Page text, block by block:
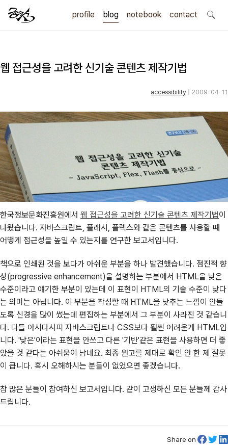
profile blog notebook contact
search
웹 접근성을 고려한 신기술 콘텐츠 제작기법
accessibility | 2009-04-11
한국정보문화진흥원에서 웹 접근성을 고려한 신기술 콘텐츠 제작기법이
나왔습니다. 자바스크립트, 플래시, 플렉스와 같은 콘텐츠를 사용할 때
어떻게 접근성을 높일 수 있는지를 연구한 보고서입니다.
책으로 인쇄된 것을 보다가 아쉬운 부분을 하나 발견했습니다. 점진적 향
상(progressive enhancement)을 설명하는 부분에서 HTML을 낮은
수준이라고 얘기한 부분이 있는데 이 표현이 HTML의 기술 수준이 낮다
는 의미는 아닙니다. 이 부분을 작성할 때 HTML을 낮추는 느낌이 안들
도록 신경을 많이 썼는데 편집하는 부분에서 그 부분이 사라진 것 같습니
다. 다들 아시다시피 자바스크립트나 CSS보다 훨씬 어려운게 HTML입
니다. '낮은'이라는 표현을 안쓰고 다른 '기반'같은 표현을 사용하면 더 좋
았을 것 같다는 아쉬움이 남네요. 최종 원고를 제대로 확인 안 한 제 잘못
이 큽니다. 혹시 오해하시는 분들이 없었으면 좋겠습니다.
참 많은 분들이 참여하신 보고서입니다. 같이 고생하신 모든 분들께 감사
드립니다.
Share on